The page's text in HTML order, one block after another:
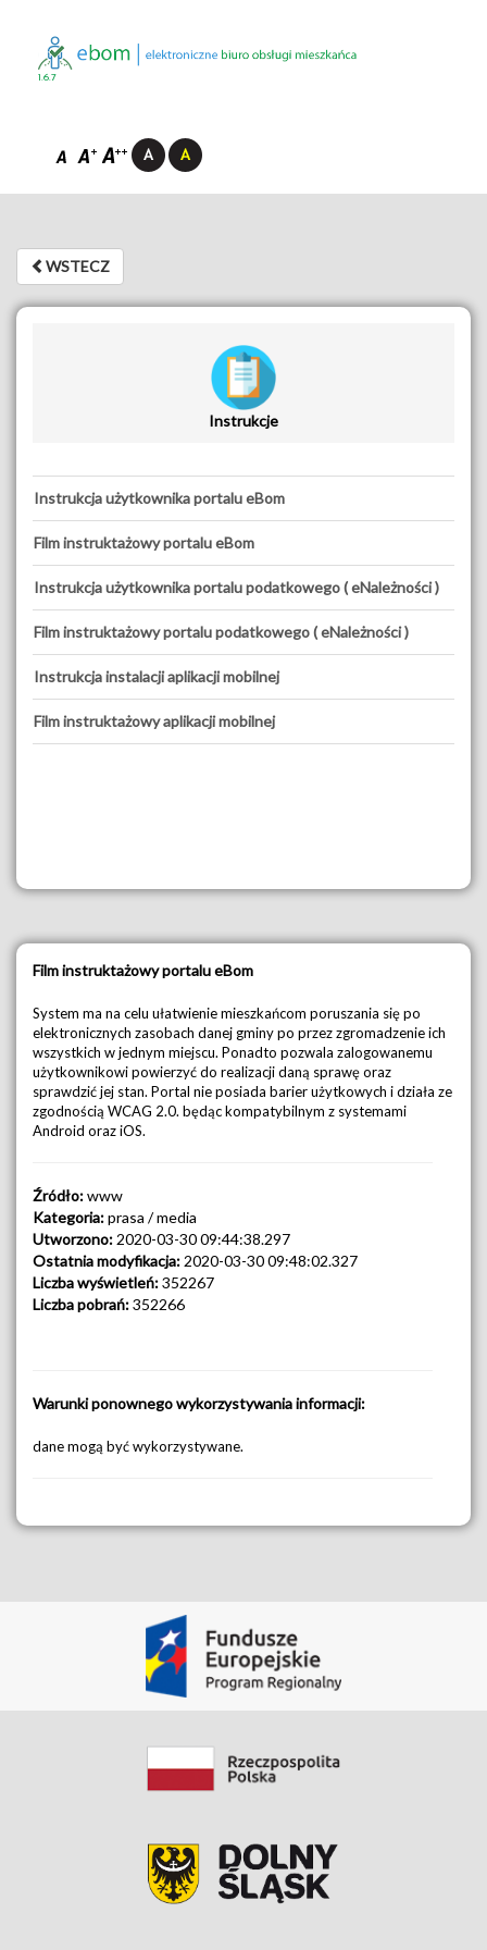
1.6.7
WSTECZWSTECZ
Instrukcje
Instrukcja użytkownika portalu eBom
Film instruktażowy portalu eBom
Instrukcja użytkownika portalu podatkowego ( eNależności )
Film instruktażowy portalu podatkowego ( eNależności )
Instrukcja instalacji aplikacji mobilnej
Film instruktażowy aplikacji mobilnej
Film instruktażowy portalu eBom
System ma na celu ułatwienie mieszkańcom poruszania się po
elektronicznych zasobach danej gminy po przez zgromadzenie ich
wszystkich w jednym miejscu. Ponadto pozwala zalogowanemu
użytkownikowi powierzyć do realizacji daną sprawę oraz
sprawdzić jej stan. Portal nie posiada barier użytkowych i działa ze
zgodnością WCAG 2.0. będąc kompatybilnym z systemami
Android oraz iOS.
Źródło:www
Kategoria:prasa / media
Utworzono: 2020-03-30 09:44:38.297
Ostatnia modyfikacja: 2020-03-30 09:48:02.327
Liczba wyświetleń:352267
Liczba pobrań:352266
Warunki ponownego wykorzystywania informacji:
dane mogą być wykorzystywane.
Zobacz zasób
Data modyfikacji: 2020-03-30 09:48:22.969